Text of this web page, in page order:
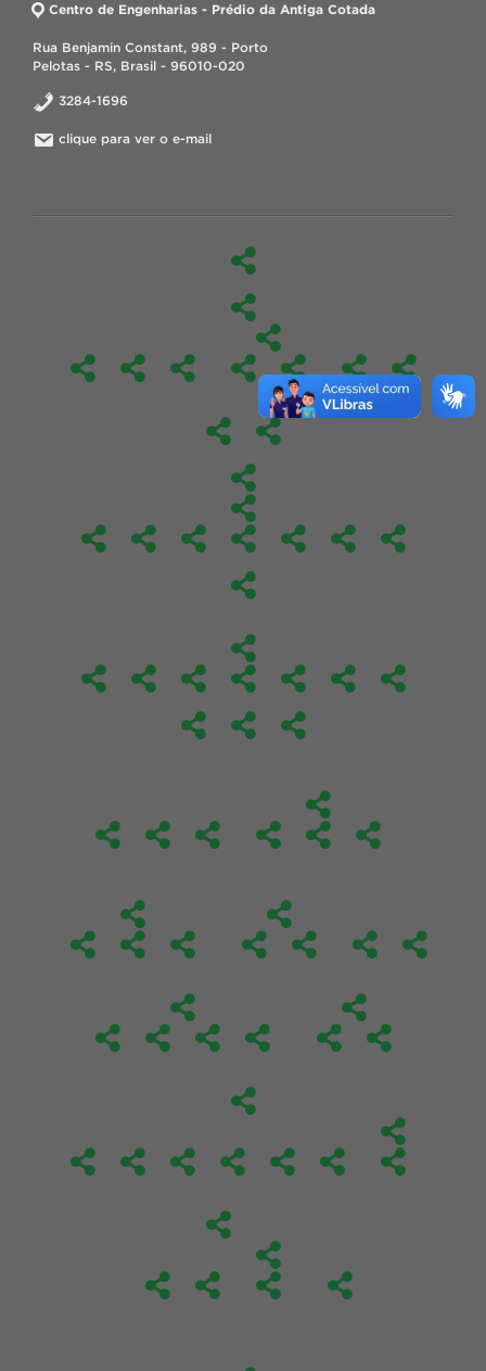
Centro de Engenharias - Prédio da Antiga Cotada
Rua Benjamin Constant, 989 - Porto
Pelotas - RS, Brasil - 96010-020
3284-1696
clique para ver o e-mail